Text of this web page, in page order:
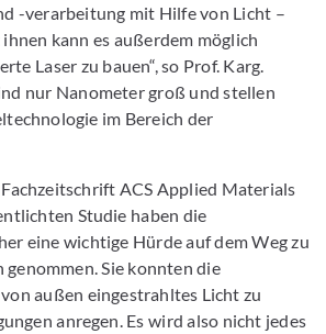
-verarbeitung mit Hilfe von Licht –
kann es außerdem möglich
Laser zu bauen“, so Prof. Karg.
nur Nanometer groß und stellen
im Bereich der
ACS Applied Materials
Studie haben die
eine wichtige Hürde auf dem Weg zu
Sie konnten die
außen eingestrahltes Licht zu
anregen. Es wird also nicht jedes